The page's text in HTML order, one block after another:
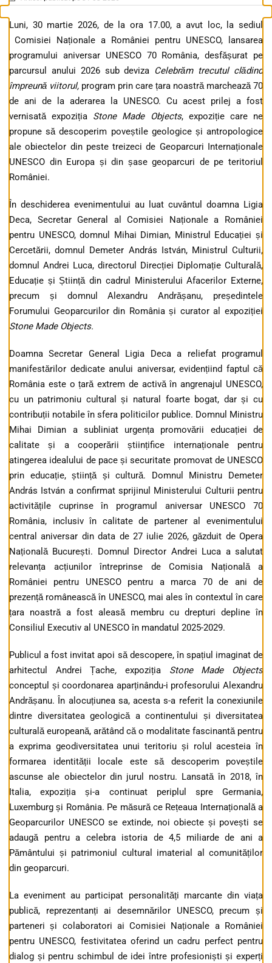
Luni, 30 martie 2026, de la ora 17.00, a avut loc, la sediul
Comisiei Naționale a României pentru UNESCO, lansarea
programului aniversar UNESCO 70 România, desfășurat pe
parcursul anului 2026 sub deviza Celebrăm trecutul clădind
împreună viitorul, program prin care țara noastră marchează 70
de ani de la aderarea la UNESCO. Cu acest prilej a fost
vernisată expoziția Stone Made Objects, expoziție care ne
propune să descoperim poveștile geologice și antropologice
ale obiectelor din peste treizeci de Geoparcuri Internaționale
UNESCO din Europa și din șase geoparcuri de pe teritoriul
României.
În deschiderea evenimentului au luat cuvântul doamna Ligia
Deca, Secretar General al Comisiei Naționale a României
pentru UNESCO, domnul Mihai Dimian, Ministrul Educației și
Cercetării, domnul Demeter András István, Ministrul Culturii,
domnul Andrei Luca, directorul Direcției Diplomație Culturală,
Educație și Știință din cadrul Ministerului Afacerilor Externe,
precum și domnul Alexandru Andrășanu, președintele
Forumului Geoparcurilor din România și curator al expoziției
Stone Made Objects.
Doamna Secretar General Ligia Deca a reliefat programul
manifestărilor dedicate anului aniversar, evidențiind faptul că
România este o țară extrem de activă în angrenajul UNESCO,
cu un patrimoniu cultural și natural foarte bogat, dar și cu
contribuții notabile în sfera politicilor publice. Domnul Ministru
Mihai Dimian a subliniat urgența promovării educației de
calitate și a cooperării științifice internaționale pentru
atingerea idealului de pace și securitate promovat de UNESCO
prin educație, știință și cultură. Domnul Ministru Demeter
András István a confirmat sprijinul Ministerului Culturii pentru
activitățile cuprinse în programul aniversar UNESCO 70
România, inclusiv în calitate de partener al evenimentului
central aniversar din data de 27 iulie 2026, găzduit de Opera
Națională București. Domnul Director Andrei Luca a salutat
relevanța acțiunilor întreprinse de Comisia Națională a
României pentru UNESCO pentru a marca 70 de ani de
prezență românească în UNESCO, mai ales în contextul în care
țara noastră a fost aleasă membru cu drepturi depline în
Consiliul Executiv al UNESCO în mandatul 2025-2029.
Publicul a fost invitat apoi să descopere, în spațiul imaginat de
arhitectul Andrei Țache,expoziția Stone Made Objects
conceptul și coordonarea aparținându-i profesorului Alexandru
Andrășanu. În alocuțiunea sa, acesta s-a referit la conexiunile
dintre diversitatea geologică a continentului și diversitatea
culturală europeană, arătând că o modalitate fascinantă pentru
a exprima geodiversitatea unui teritoriu și rolul acesteia în
formarea identității locale este să descoperim poveștile
ascunse ale obiectelor din jurul nostru. Lansată în 2018, în
Italia, expoziția și-a continuat periplul spre Germania,
Luxemburg și România. Pe măsură ce Rețeaua Internațională a
Geoparcurilor UNESCO se extinde, noi obiecte și povești se
adaugă pentru a celebra istoria de 4,5 miliarde de ani a
Pământului și patrimoniul cultural imaterial al comunităților
din geoparcuri.
La eveniment au participat personalități marcante din viața
publică, reprezentanți ai desemnărilor UNESCO, precum și
parteneri și colaboratori ai Comisiei Naționale a României
pentru UNESCO, festivitatea oferind un cadru perfect pentru
dialog și pentru schimbul de idei între profesioniști și experți